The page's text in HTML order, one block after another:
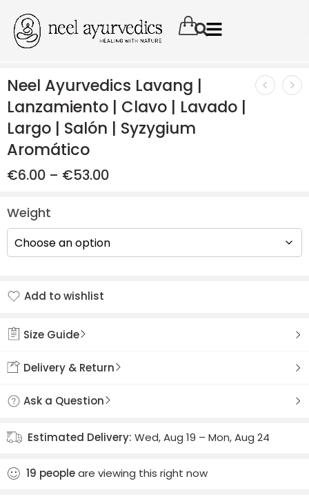
Neel Ayurvedics Lavang |
Lanzamiento | Clavo | Lavado |
Largo | Salón | Syzygium
Aromático
€6.00 – €53.00
Weight
Add to wishlist
Size Guide
Delivery & Return
Ask a Question
Estimated Delivery: Wed, Aug 19 – Mon, Aug 24
19 peopleare viewing this right now